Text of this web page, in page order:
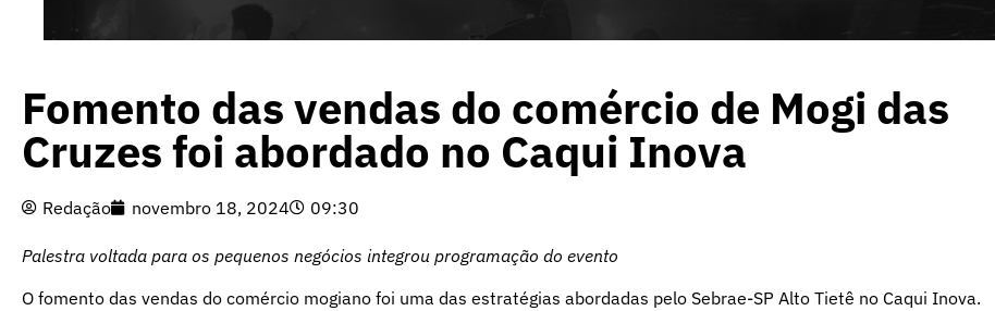
Fomento das vendas do comércio de Mogi das
Cruzes foi abordado no Caqui Inova
Redação novembro 18, 2024 09:30
Palestra voltada para os pequenos negócios integrou programação do evento
O fomento das vendas do comércio mogiano foi uma das estratégias abordadas pelo Sebrae-SP Alto Tietê no Caqui Inova.